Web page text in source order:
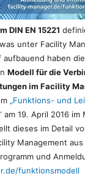
DIN EN 15221
unter Facility
haben
Modell für die
im Facility
„Funktions- und
am 19. April 2016 im
dieses im Detail
Management
und
funktionsmodell